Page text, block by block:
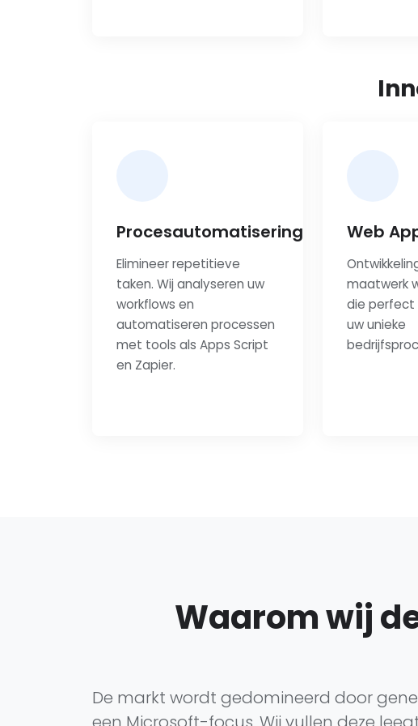
Procesautomatisering
Elimineer repetitieve
taken. Wij analyseren uw
workflows en
automatiseren processen
met tools als Apps Script
en Zapier.
Web
maatwerk
die perfect
uw unieke
Waarom wij
De markt wordt gedomineerd door